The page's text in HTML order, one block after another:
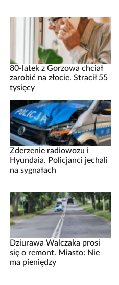
80-latek z Gorzowa chciał
zarobić na złocie. Stracił 55
tysięcy
Zderzenie radiowozu i
Hyundaia. Policjanci jechali
na sygnałach
Dziurawa Walczaka prosi
się o remont. Miasto: Nie
ma pieniędzy